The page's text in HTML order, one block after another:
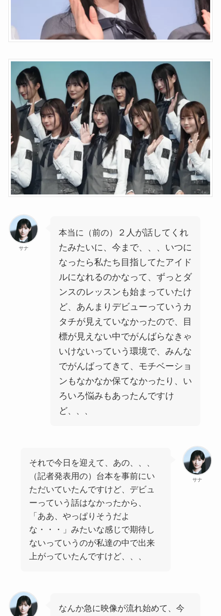
サナ
本当に（前の）
２人が話してくれ
たみたいに、今まで、、、いつに
なったら私たち目指してたアイド
ルになれるのかなって、ずっとダ
ンスのレッスンも始まっていたけ
ど、あんまりデビューっていうカ
タチが見えていなかったので、目
標が見えない中でがんばらなきゃ
いけないっていう環境で、みんな
でがんばってきて、モチベーショ
ンもなかなか保てなかったり、い
ろいろ悩みもあったんですけ
ど、、、
サナ
それで今日を迎えて、あの、、、
（記者発表用の）台本を事前にい
ただいていたんですけど、デビュ
ーっていう話はなかったから、
「ああ、やっぱりそうだよ
な・・・」みたいな感じで期待し
ないっていうのが私達の中で出来
上がっていたんですけど、、、
なんか急に映像が流れ始めて、今